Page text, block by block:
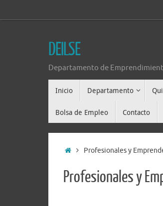
DEILSE
Departamento de
Inicio Departamento
Bolsa de Empleo Contacto
Profesionales y
Profesionales y